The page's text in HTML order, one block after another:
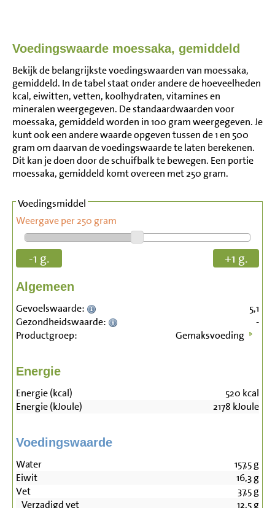
Voedingswaarde moessaka, gemiddeld
Bekijk de belangrijkste voedingswaarden van moessaka,
gemiddeld. In de tabel staat onder andere de hoeveelheden
kcal, eiwitten, vetten, koolhydraten, vitamines en
mineralen weergegeven. De standaardwaarden voor
moessaka, gemiddeld worden in 100 gram weergegeven. Je
kunt ook een andere waarde opgeven tussen de 1 en 500
gram om daarvan de voedingswaarde te laten berekenen.
Dit kan je doen door de schuifbalk te bewegen. Een portie
moessaka, gemiddeld komt overeen met 250 gram.
Voedingsmiddel
Weergave per 250 gram
-1 g. +1 g.
Algemeen
Gevoelswaarde:
5,1
Gezondheidswaarde:
-
Productgroep:
Gemaksvoeding
Energie
Energie (kcal) 520 kcal
Energie (kJoule)
2178 kJoule
Voedingswaarde
Water 157,5g
Eiwit
16,3g
Vet
37,5g
Verzadigd vet
12,5g